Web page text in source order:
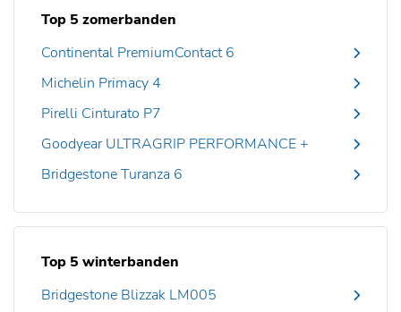
Top 5 zomerbanden
Continental PremiumContact 6
Michelin Primacy 4
Pirelli Cinturato P7
Goodyear ULTRAGRIP PERFORMANCE +
Bridgestone Turanza 6
Top 5 winterbanden
Bridgestone Blizzak LM005